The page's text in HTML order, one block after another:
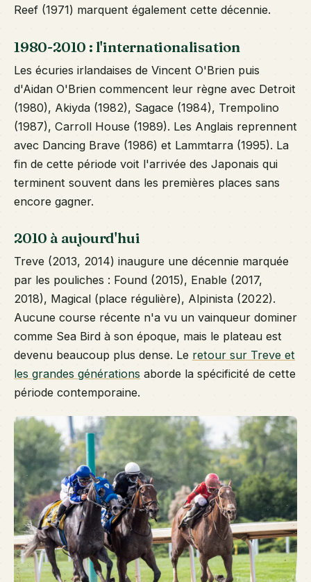
Reef (1971) marquent également cette décennie.
1980-2010 : l'internationalisation
Les écuries irlandaises de Vincent O'Brien puis
d'Aidan O'Brien commencent leur règne avec Detroit
(1980), Akiyda (1982), Sagace (1984), Trempolino
(1987), Carroll House (1989). Les Anglais reprennent
avec Dancing Brave (1986) et Lammtarra (1995). La
fin de cette période voit l'arrivée des Japonais qui
terminent souvent dans les premières places sans
encore gagner.
2010 à aujourd'hui
Treve (2013, 2014) inaugure une décennie marquée
par les pouliches : Found (2015), Enable (2017,
2018), Magical (place régulière), Alpinista (2022).
Aucune course récente n'a vu un vainqueur dominer
comme Sea Bird à son époque, mais le plateau est
devenu beaucoup plus dense. Le retour sur Treve et
les grandes générations aborde la spécificité de cette
période contemporaine.